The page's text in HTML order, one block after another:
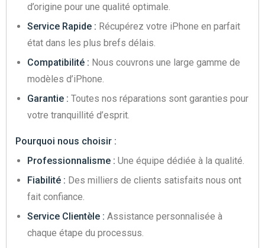
d’origine pour une qualité optimale.
Service Rapide : Récupérez votre iPhone en parfait
état dans les plus brefs délais.
Compatibilité : Nous couvrons une large gamme de
modèles d’iPhone.
Garantie : Toutes nos réparations sont garanties pour
votre tranquillité d’esprit.
Pourquoi nous choisir :
Professionnalisme : Une équipe dédiée à la qualité.
Fiabilité : Des milliers de clients satisfaits nous ont
fait confiance.
Service Clientèle : Assistance personnalisée à
chaque étape du processus.